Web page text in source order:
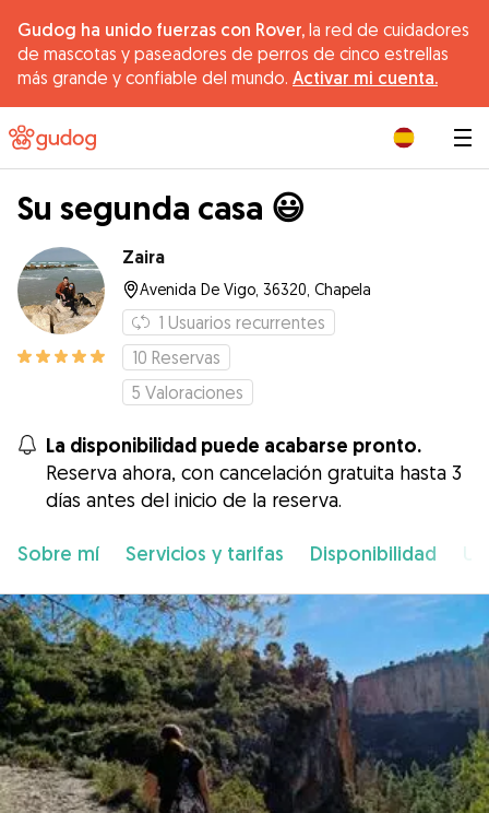
Gudog ha unido fuerzas con Rover, la red de cuidadores
de mascotas y paseadores de perros de cinco estrellas
más grande y confiable del mundo. Activar mi cuenta.
Su segunda casa 😃
Zaira
Avenida De Vigo, 36320, Chapela
1 Usuarios recurrentes
10 Reservas
5 Valoraciones
La disponibilidad puede acabarse pronto.
Reserva ahora, con cancelación gratuita hasta 3
días antes del inicio de la reserva.
Sobre mí Servicios y tarifas Disponibilidad